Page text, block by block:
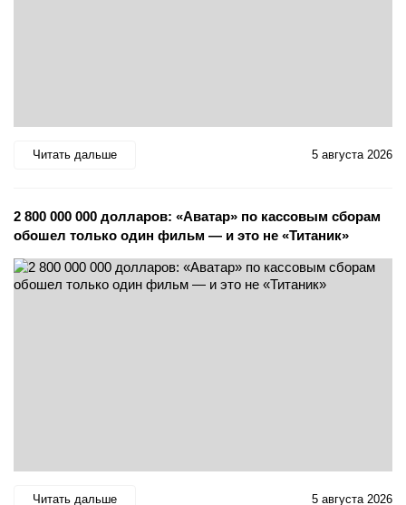
Читать дальше 5 августа 2026
2 800 000 000 долларов: «Аватар» по кассовым сборам
обошел только один фильм — и это не «Титаник»
Читать дальше 5 августа 2026